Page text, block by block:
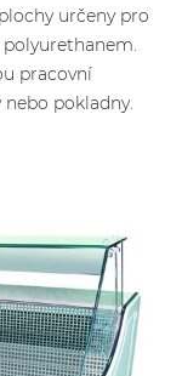
určeny pro
polyurethanem.
pracovní
pokladny.